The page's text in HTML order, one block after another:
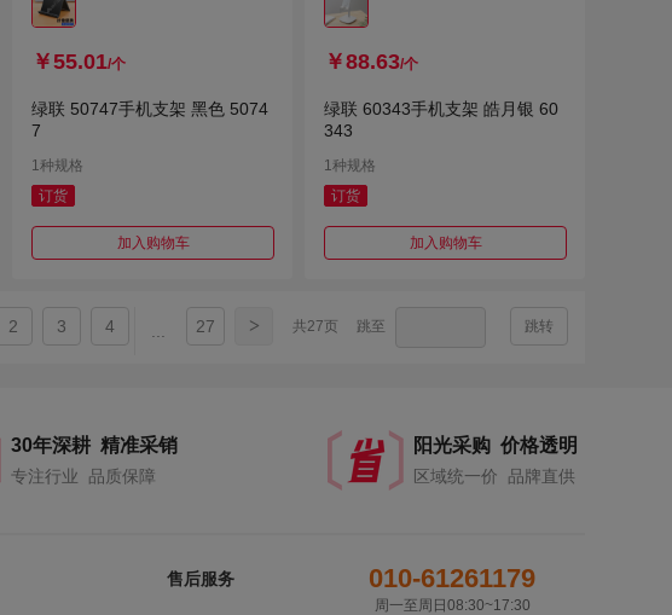
￥55.01/个
绿联 50747手机支架 黑色 5074
7
1种规格
订货
加入购物车
￥88.63/个
绿联 60343手机支架 皓月银 60
343
1种规格
订货
加入购物车
2 3 4 27 > 共27页 跳至 跳转
30年深耕 精准采销
专注行业 品质保障
阳光采购 价格透明
区域统一价 品牌直供
售后服务 010-61261179
周一至周日08:30~17:30